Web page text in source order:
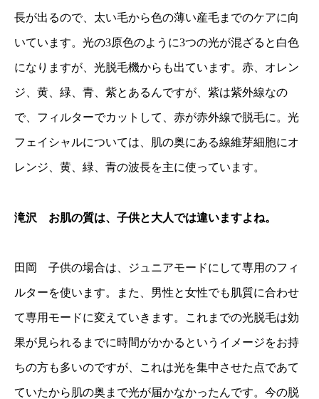
長が出るので、太い毛から色の薄い産毛までのケアに向
いています。光の3原色のように3つの光が混ざると白色
になりますが、光脱毛機からも出ています。赤、オレン
ジ、黄、緑、青、紫とあるんですが、紫は紫外線なの
で、フィルターでカットして、赤が赤外線で脱毛に。光
フェイシャルについては、肌の奥にある線維芽細胞にオ
レンジ、黄、緑、青の波長を主に使っています。
滝沢 お肌の質は、子供と大人では違いますよね。
田岡 子供の場合は、ジュニアモードにして専用のフィ
ルターを使います。また、男性と女性でも肌質に合わせ
て専用モードに変えていきます。これまでの光脱毛は効
果が見られるまでに時間がかかるというイメージをお持
ちの方も多いのですが、これは光を集中させた点であて
ていたから肌の奥まで光が届かなかったんです。今の脱